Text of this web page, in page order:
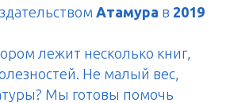
Атамура в 2019
лежит несколько книг,
Не малый вес,
Мы готовы помочь